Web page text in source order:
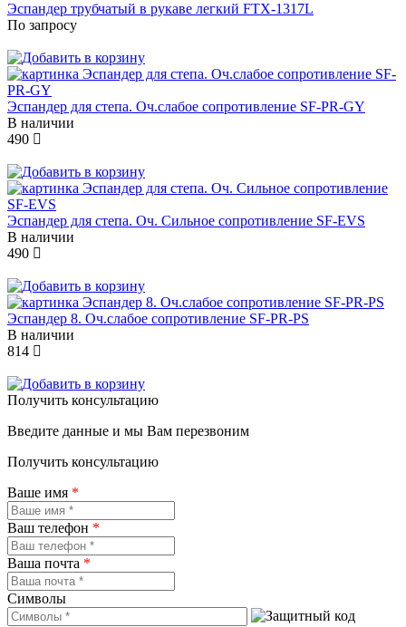
Эспандер трубчатый в рукаве легкий FTX-1317L
По запросу
Эспандер для степа. Оч.слабое сопротивление SF-PR-GY
В наличии
490
Эспандер для степа. Оч. Сильное сопротивление SF-EVS
В наличии
490
Эспандер 8. Оч.слабое сопротивление SF-PR-PS
В наличии
814
Получить консультацию
Введите данные и мы Вам перезвоним
Получить консультацию
Ваше имя *
Ваш телефон *
Ваша почта *
Символы